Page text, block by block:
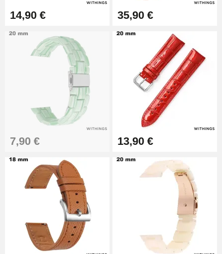
14,90 € 35,90 €
7,90 € 13,90 €